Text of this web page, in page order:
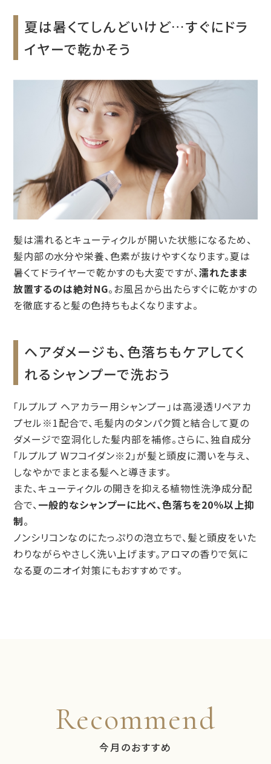
夏は暑くてしんどいけど…すぐにドラ
イヤーで乾かそう
髪は濡れるとキューティクルが開いた状態になるため、
髪内部の水分や栄養、色素が抜けやすくなります。夏は
暑くてドライヤーで乾かすのも大変ですが、濡れたまま
放置するのは絶対NG。お風呂から出たらすぐに乾かすの
を徹底すると髪の色持ちもよくなりますよ。
ヘアダメージも、色落ちもケアしてく
れるシャンプーで洗おう
「ルプルプ ヘアカラー用シャンプー」は高浸透リペアカ
プセル※1配合で、毛髪内のタンパク質と結合して夏の
ダメージで空洞化した髪内部を補修。さらに、独自成分
「ルプルプ Wフコイダン※2」が髪と頭皮に潤いを与え、
しなやかでまとまる髪へと導きます。
また、キューティクルの開きを抑える植物性洗浄成分配
合で、一般的なシャンプーに比べ、色落ちを20％以上抑
制。
ノンシリコンなのにたっぷりの泡立ちで、髪と頭皮をいた
わりながらやさしく洗い上げます。アロマの香りで気に
なる夏のニオイ対策にもおすすめです。
Recommend
今月のおすすめ